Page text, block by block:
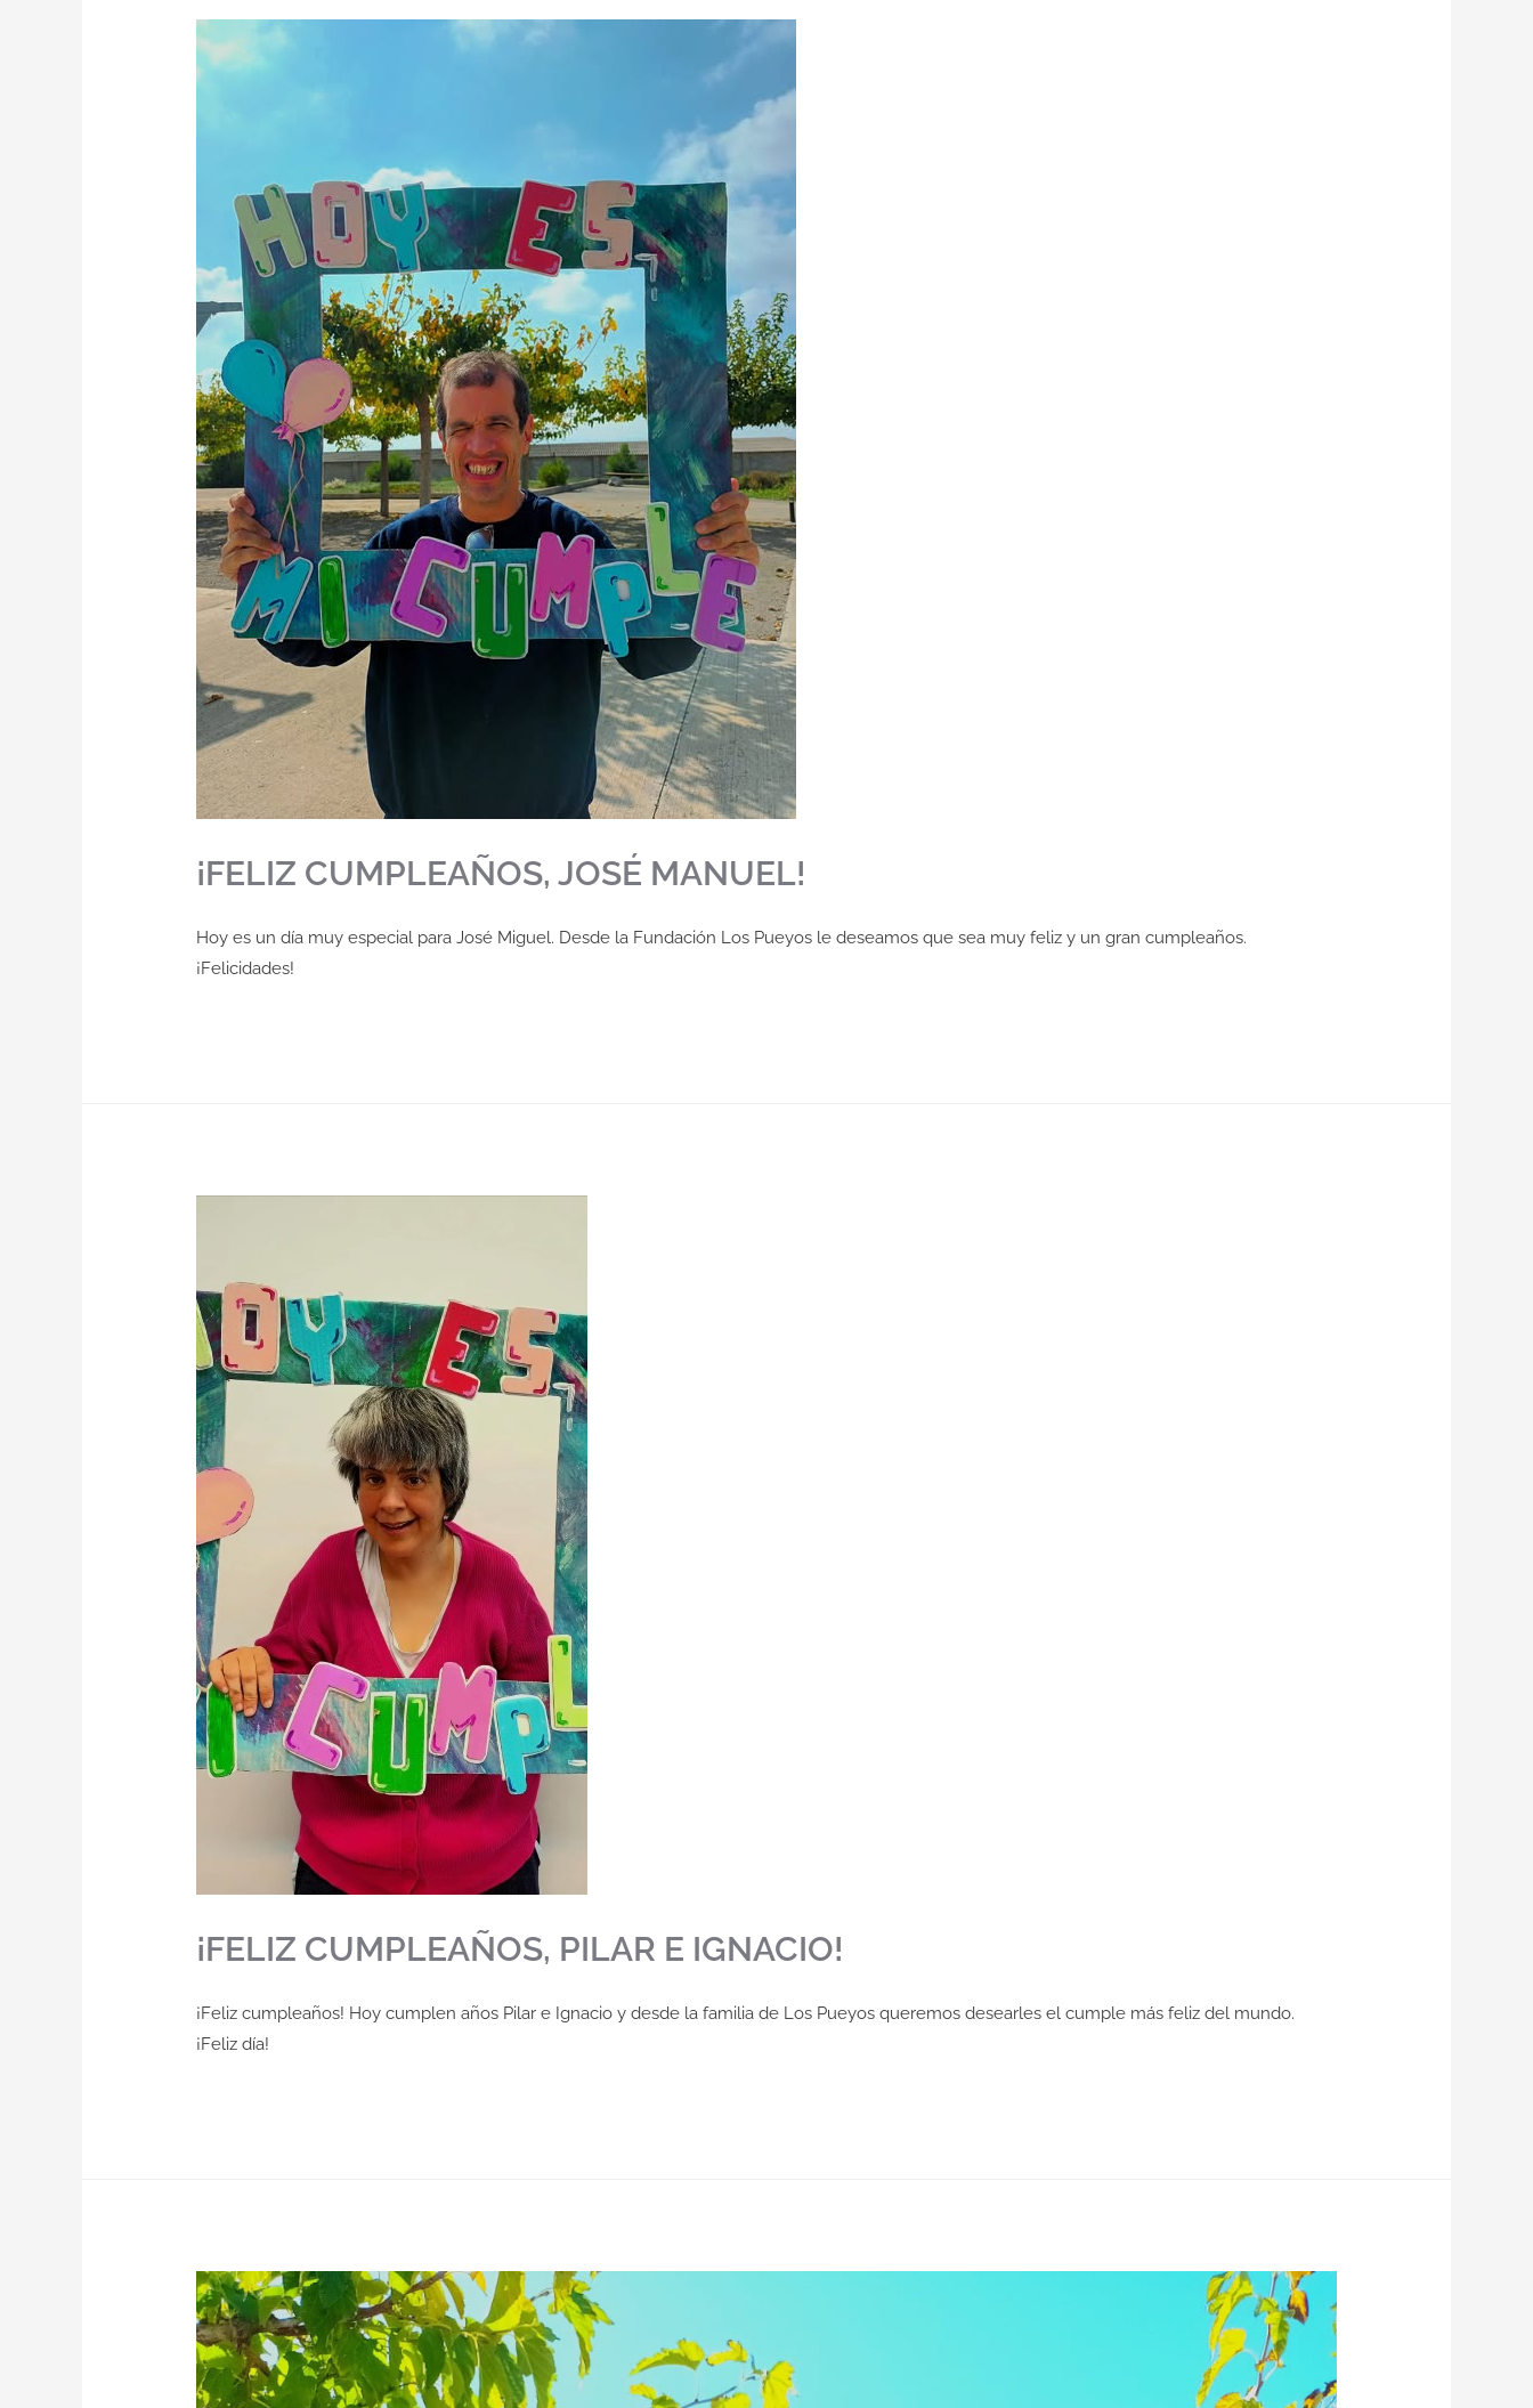
¡FELIZ CUMPLEAÑOS, JOSÉ MANUEL!
Hoy es un día muy especial para José Miguel. Desde la Fundación Los Pueyos le deseamos que sea muy feliz y un gran cumpleaños.
¡Felicidades!
¡FELIZ CUMPLEAÑOS, PILAR E IGNACIO!
¡Feliz cumpleaños! Hoy cumplen años Pilar e Ignacio y desde la familia de Los Pueyos queremos desearles el cumple más feliz del mundo.
¡Feliz día!